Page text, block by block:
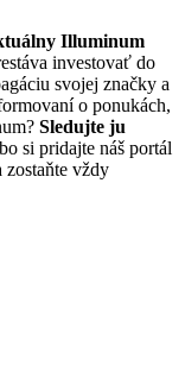
Illuminum
investovať do
svojej značky a
o ponukách,
Sledujte ju
si pridajte náš portál
zostaňte vždy